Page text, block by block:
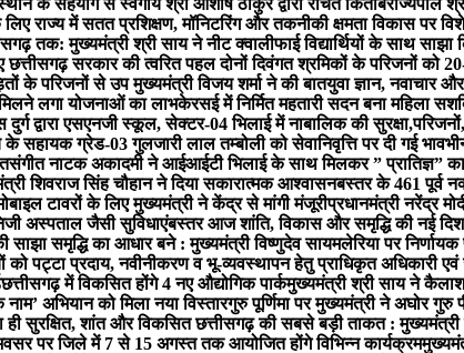
के सहयोग से स्वर्गीय श्री आशीष ठाकुर द्वारा रचित किताबराज्यपाल
राज्य में सतत प्रशिक्षण, मॉनिटरिंग और तकनीकी क्षमता विकास पर
तक: मुख्यमंत्री श्री साय ने नीट क्वालीफाई विद्यार्थियों के साथ साझा
सरकार की त्वरित पहल दोनों दिवंगत श्रमिकों के परिजनों को
के परिजनों से उप मुख्यमंत्री विजय शर्मा ने की बातयुवा ज्ञान, नवाचार
लगा योजनाओं का लाभकेरसई में निर्मित महतारी सदन बना महिला
द्वारा एसएनजी स्कूल, सेक्टर-04 भिलाई में नाबालिक की
ग्रेड-03 गुलजारी लाल तम्बोली को सेवानिवृत्ति पर दी गई
संगीत नाटक अकादमी ने आईआईटी भिलाई के साथ मिलकर ”
शिवराज सिंह चौहान ने दिया सकारात्मक आश्वासनबस्तर के 461 पूर्व
टावरों के लिए मुख्यमंत्री ने केंद्र से मांगी मंजूरीप्रधानमंत्री नरेंद्र
अस्पताल जैसी सुविधाएंबस्तर आज शांति, विकास और समृद्धि की नई
साझा समृद्धि का आधार बने : मुख्यमंत्री विष्णुदेव सायमलेरिया पर
को पट्टा प्रदाय, नवीनीकरण व भू-व्यवस्थापन हेतु प्राधिकृत अधिकारी
छत्तीसगढ़ में विकसित होंगे 4 नए औद्योगिक पार्कमुख्यमंत्री श्री साय ने
अभियान को मिला नया विस्तारगुरु पूर्णिमा पर मुख्यमंत्री ने अघोर गुरु
ही सुरक्षित, शांत और विकसित छत्तीसगढ़ की सबसे बड़ी ताकत : मुख्यमंत्री
पर जिले में 7 से 15 अगस्त तक आयोजित होंगे विभिन्न कार्यक्रम